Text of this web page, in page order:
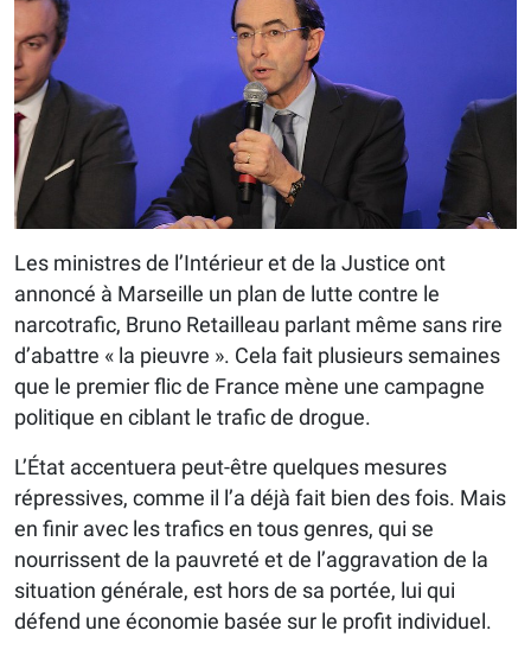
Les ministres de l’Intérieur et de la Justice ont
annoncé à Marseille un plan de lutte contre le
narcotrafic, Bruno Retailleau parlant même sans rire
d’abattre « la pieuvre ». Cela fait plusieurs semaines
que le premier flic de France mène une campagne
politique en ciblant le trafic de drogue.
L’État accentuera peut-être quelques mesures
répressives, comme il l’a déjà fait bien des fois. Mais
en finir avec les trafics en tous genres, qui se
nourrissent de la pauvreté et de l’aggravation de la
situation générale, est hors de sa portée, lui qui
défend une économie basée sur le profit individuel.